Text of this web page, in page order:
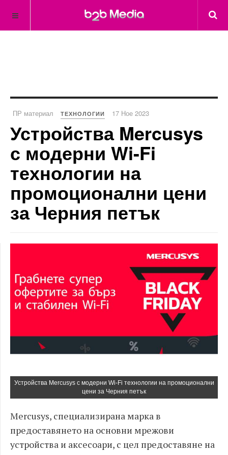
ПР материал ТЕХНОЛОГИИ 17 Ное 2023
Устройства Mercusys
с модерни Wi-Fi
технологии на
промоционални цени
за Черния петък
Устройства Mercusys с модерни Wi-Fi технологии на промоционални
цени за Черния петък
Mercusys, специализирана марка в
предоставянето на основни мрежови
устройства и аксесоари, с цел предоставяне на